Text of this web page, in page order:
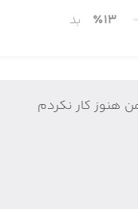
٪13 بد
هنوز کار نکردم